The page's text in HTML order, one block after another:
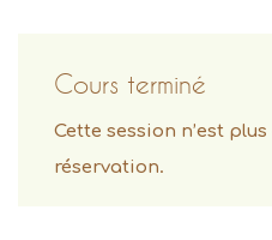
Cours terminé
Cette session n’est
réservation.